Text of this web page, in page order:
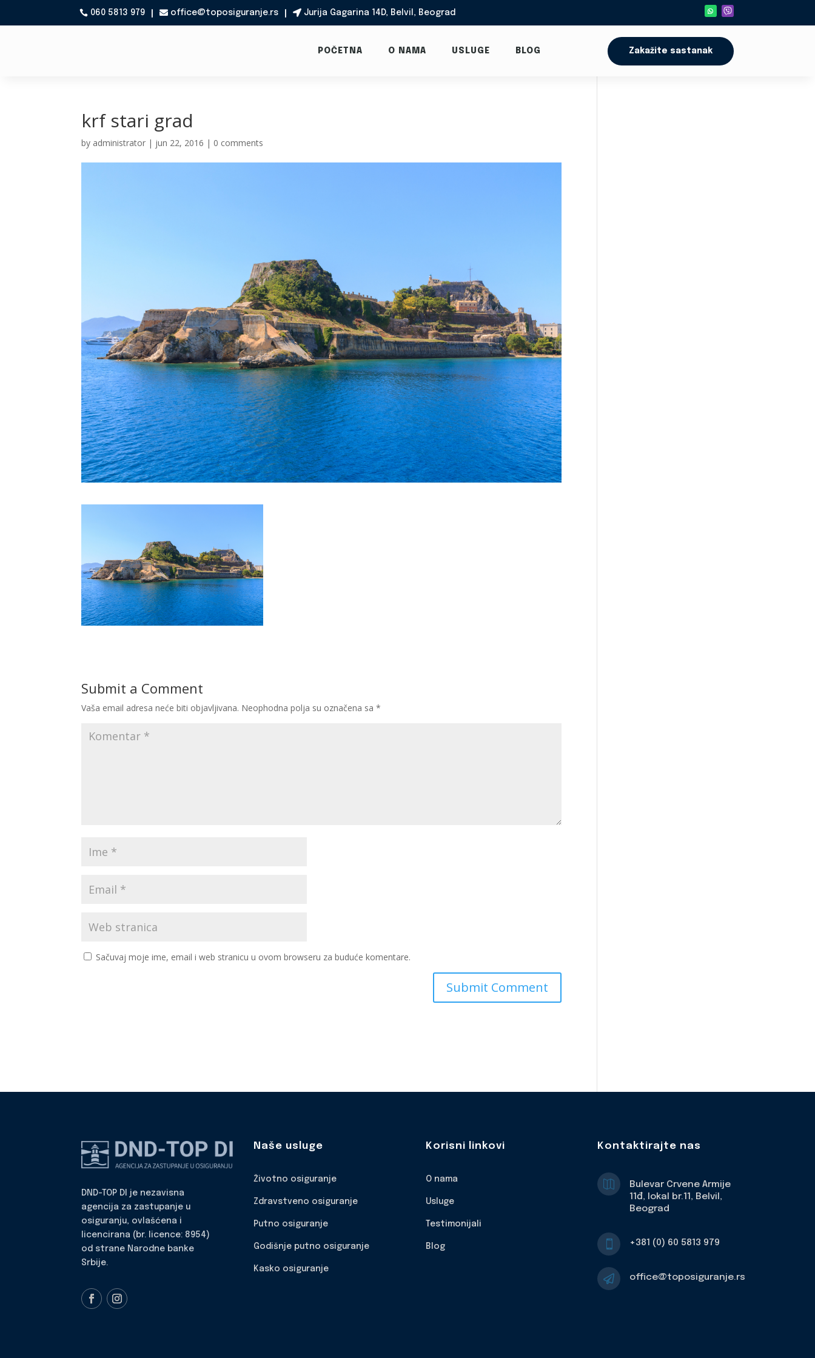
060 5813 979  office@toposiguranje.rs Jurija Gagarina 14D, Belvil, Beograd
POČETNA O NAMA USLUGE BLOG Zakažite sastanak
krf stari grad
by administrator | jun 22, 2016 | 0 comments
Submit a Comment
Vaša email adresa neće biti objavljivana. Neophodna polja su označena sa*
Sačuvaj moje ime, email i web stranicu u ovom browseru za buduće komentare.
DND-TOP DI je nezavisna
agencija za zastupanje u
osiguranju, ovlašćena i
licencirana (br. licence: 8954)
od strane Narodne banke
Srbije.
Naše usluge
Životno osiguranje
Zdravstveno osiguranje
Putno osiguranje
Godišnje putno osiguranje
Kasko osiguranje
Korisni linkovi
O nama
Usluge
Testimonijali
Blog
Kontaktirajte nas

Bulevar Crvene Armije
11đ, lokal br.11, Belvil,
Beograd
 +381 (0) 60 5813 979
 office@toposiguranje.rs